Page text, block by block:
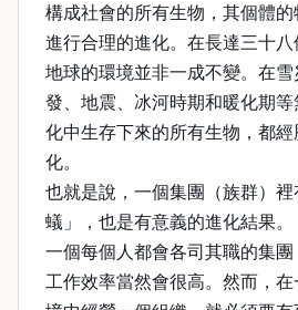
構成社會的所有生物，其個體的
進行合理的進化。在長達三十八
地球的環境並非一成不變。在
發、地震、冰河時期和暖化期
化中生存下來的所有生物，都
化。
也就是說，一個集團（族群）
蟻」，也是有意義的進化結果。
一個每個人都會各司其職的集
工作效率當然會很高。然而，